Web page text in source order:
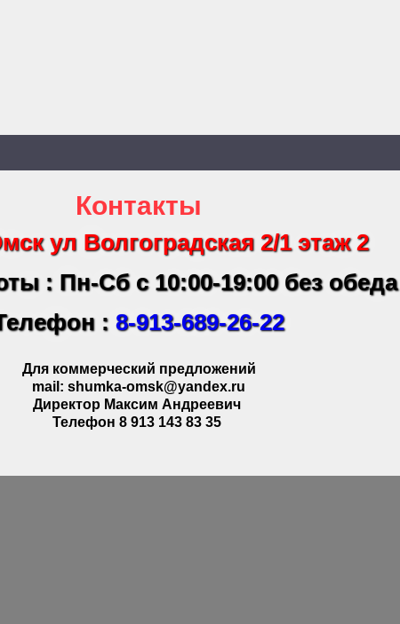
Контакты
ул Волгоградская 2/1 этаж 2
: Пн-Сб с 10:00-19:00 без обеда
: 8-913-689-26-22
Для коммерческий предложений
mail: shumka-omsk@yandex.ru
Директор Максим Андреевич
Телефон 8 913 143 83 35